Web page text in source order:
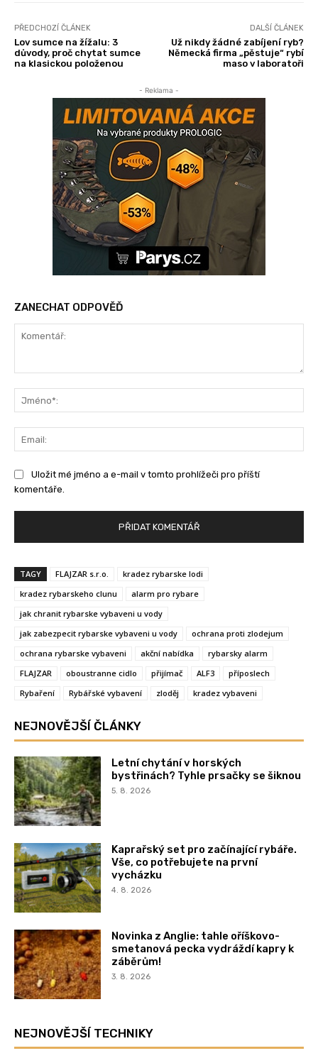
PŘEDCHOZÍ ČLÁNEK
Lov sumce na žížalu: 3
důvody, proč chytat sumce
na klasickou položenou
DALŠÍ ČLÁNEK
Už nikdy žádné zabíjení ryb?
Německá firma „pěstuje“ rybí
maso v laboratoři
- Reklama -
ZANECHAT ODPOVĚĎ
Uložit mé jméno a e-mail v tomto prohlížeči pro příští
komentáře.
TAGY FLAJZAR s.r.o.
kradez rybarske lodi
kradez rybarskeho clunu
alarm pro rybare
jak chranit rybarske vybaveni u vody
jak zabezpecit rybarske vybaveni u vody
ochrana proti zlodejum
ochrana rybarske vybaveni
akční nabídka
rybarsky alarm
FLAJZAR
oboustranne cidlo přijímač ALF3
příposlech
Rybaření
Rybářské vybavení zloděj kradez vybaveni
NEJNOVĚJŠÍ ČLÁNKY
Letní chytání v horských
bystřinách? Tyhle prsačky se šiknou
5. 8. 2026
Kaprařský set pro začínající rybáře.
Vše, co potřebujete na první
vycházku
4. 8. 2026
Novinka z Anglie: tahle oříškovo-
smetanová pecka vydráždí kapry k
záběrům!
3. 8. 2026
NEJNOVĚJŠÍ TECHNIKY